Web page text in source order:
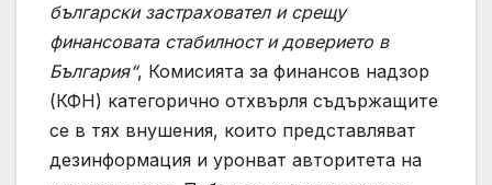
български застраховател и срещу
финансовата стабилност и доверието в
България“, Комисията за финансов надзор
(КФН) категорично отхвърля съдържащите
се в тях внушения, които представляват
дезинформация и уронват авторитета на